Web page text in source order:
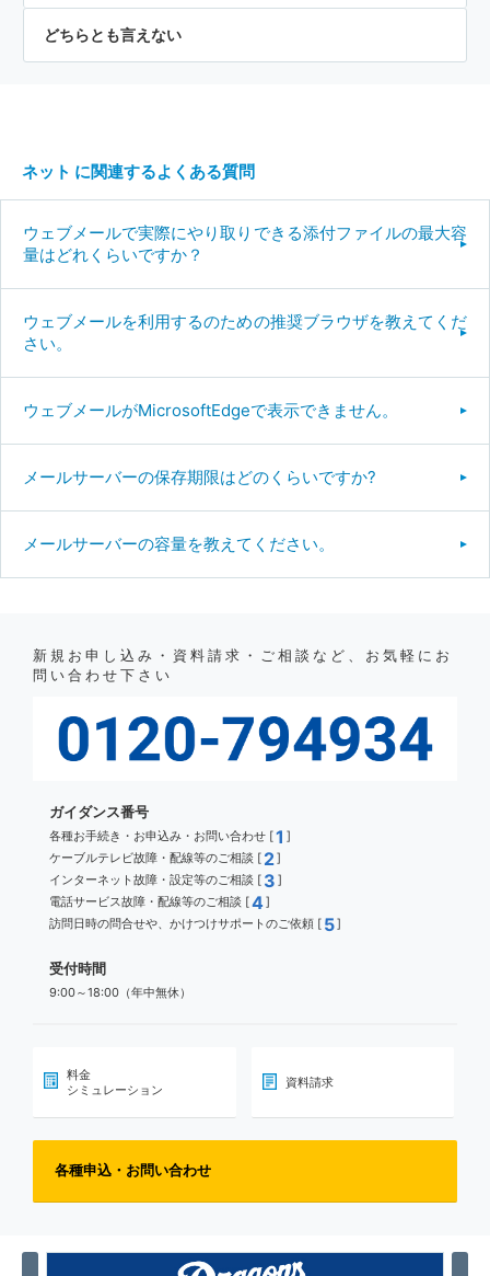
どちらとも言えない
ネット に関連するよくある質問
ウェブメールで実際にやり取りできる添付ファイルの最大容
量はどれくらいですか？
ウェブメールを利用するのための推奨ブラウザを教えてくだ
さい。
ウェブメールがMicrosoftEdgeで表示できません。
メールサーバーの保存期限はどのくらいですか?
メールサーバーの容量を教えてください。
新規お申し込み・資料請求・ご相談など、お気軽にお
問い合わせ下さい
ガイダンス番号
各種お手続き・お申込み・お問い合わせ [1 ]
ケーブルテレビ故障・配線等のご相談 [ 2]
インターネット故障・設定等のご相談 [ 3 ]
電話サービス故障・配線等のご相談 [4]
訪問日時の問合せや、かけつけサポートのご依頼 [ 5]
受付時間
9:00～18:00（年中無休）
料金
シミュレーション
資料請求
各種申込・お問い合わせ